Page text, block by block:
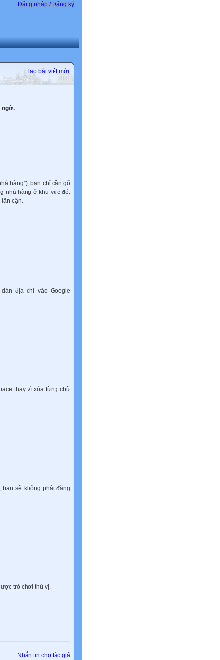
Đăng nhập / Đăng ký
Tạo bài viết mới
ngờ.
hàng”), bạn chỉ cần gõ
nhà hàng ở khu vực đó.
lân cận.
địa chỉ vào Google
thay vì xóa từng chữ
bạn sẽ không phải đăng
trò chơi thú vị.
Nhắn tin cho tác giả